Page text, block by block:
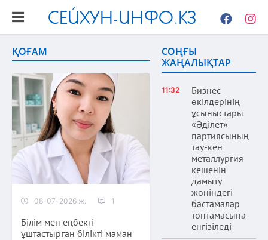
СЕЙХУН-ИНФО.КЗ
Facebook
ҚОҒАМ
08-07-2026 ж. 1
Білім мен еңбекті
ұштастырған білікті маман
СОҢҒЫ
ЖАҢАЛЫҚТАР
11:32
Бизнес
өкілдерінің
ұсыныстары
«Әділет»
партиясының
тау-кен
металлургия
кешенін
дамыту
жөніндегі
бастамалар
топтамасына
енгізіледі